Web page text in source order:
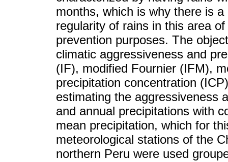
months, which is why there is
regularity of rains in this area
prevention purposes. The
climatic aggressiveness and
(IF), modified Fournier (IFM),
precipitation concentration
estimating the aggressiveness
and annual precipitations with
mean precipitation, which for
meteorological stations of the
northern Peru were used